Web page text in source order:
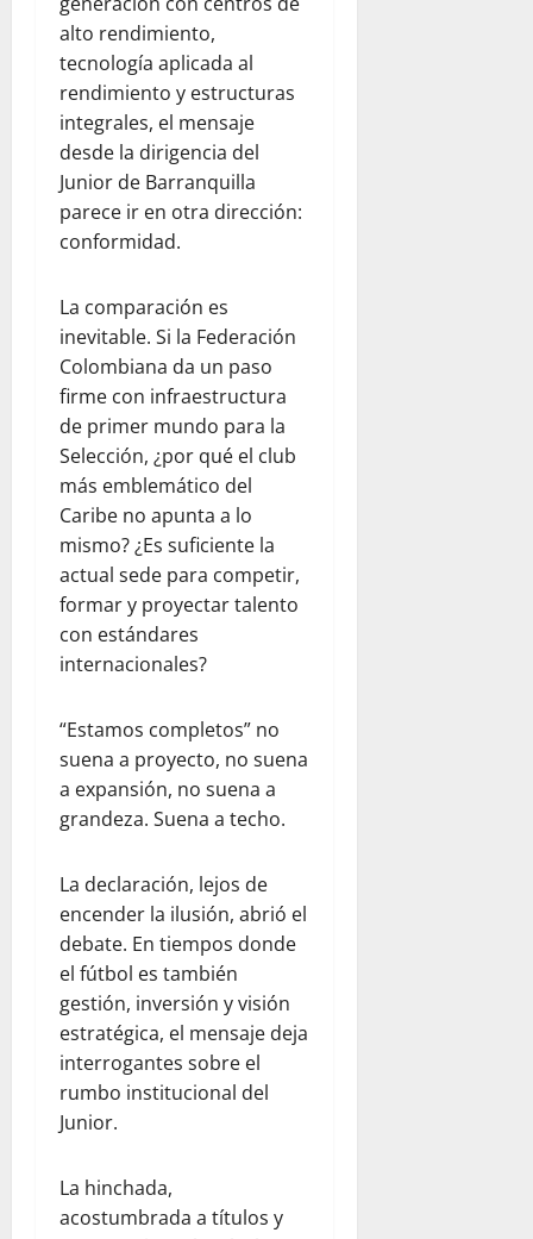
alto rendimiento,
tecnología aplicada al
rendimiento y estructuras
integrales, el mensaje
desde la dirigencia del
Junior de Barranquilla
parece ir en otra dirección:
conformidad.
La comparación es
inevitable. Si la Federación
Colombiana da un paso
firme con infraestructura
de primer mundo para la
Selección, ¿por qué el club
más emblemático del
Caribe no apunta a lo
mismo? ¿Es suficiente la
actual sede para competir,
formar y proyectar talento
con estándares
internacionales?
“Estamos completos” no
suena a proyecto, no suena
a expansión, no suena a
grandeza. Suena a techo.
La declaración, lejos de
encender la ilusión, abrió el
debate. En tiempos donde
el fútbol es también
gestión, inversión y visión
estratégica, el mensaje deja
interrogantes sobre el
rumbo institucional del
Junior.
La hinchada,
acostumbrada a títulos y